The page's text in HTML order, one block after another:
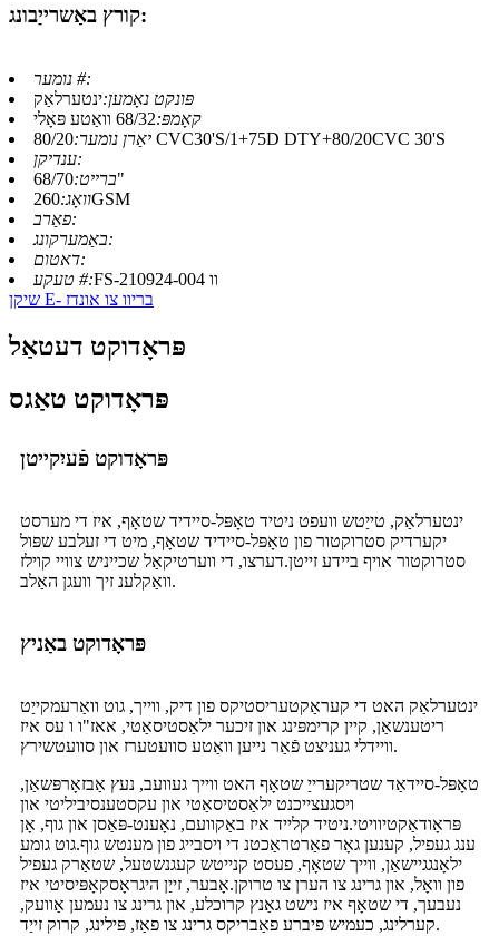
קורץ באַשרייַבונג:
נומער #:
פּונקט נאָמען:ינטערלאַק
קאָמפּ:68/32 וואַטע פּאָלי
יאַרן נומער: 80/20 CVC30'S/1+75D DTY+80/20CVC 30'S
ענדיקן:
ברייט:68/70"
וואָג:260GSM
פאַרב:
באַמערקונג:
דאטום:
טעקע #:
FS-210924-004 וו
שיקן E- בריוו צו אונדז
פּראָדוקט דעטאַל
פּראָדוקט טאַגס
פּראָדוקט פֿעיִקייטן
ינטערלאַק, טייַטש וועפט ניטיד טאָפּל-סיידיד שטאָף, איז די מערסט
יקערדיק סטרוקטור פון טאָפּל-סיידיד שטאָף, מיט די זעלבע שפּול
סטרוקטור אויף ביידע זייטן.דערצו, די ווערטיקאַל שכייניש צוויי קוילז
וואַקלענ זיך וועגן האַלב.
פּראָדוקט באַניץ
ינטערלאַק האט די קעראַקטעריסטיקס פון דיק, ווייך, גוט וואַרעמקייַט
ריטענשאַן, קיין קרימפּינג און זיכער ילאַסטיסאַטי, אאז"ו ו עס איז
וויידלי געניצט פֿאַר נייען וואַטע סוועטערז און סוועטשירץ.
טאָפּל-סיידאַד שטריקערייַ שטאָף האט ווייך געוועב, נעץ אַבזאָרפּשאַן,
ויסגעצייכנט ילאַסטיסאַטי און עקסטענסיביליטי און
פּראָודאַקטיוויטי.ניטיד קלייד איז באַקוועם, נאָענט-פּאַסן און גוף, אָן
ענג געפיל, קענען גאָר פאַרטראַכטנ די ויסבייג פון מענטש גוף.גוט גומע
ילאָנגגיישאַן, ווייך שטאָף, פעסט קנייטש קעגנשטעל, שטאַרק געפיל
פון וואָל, און גרינג צו הערן צו טרוקן.אָבער, זייַן היגראָסקאָפּיסיטי איז
נעבעך, די שטאָף איז נישט גאַנץ קרוכלע, און גרינג צו נעמען אַוועק,
קערלינג, כעמיש פיברע פאַבריקס גרינג צו פאַז, פּילינג, קרוק זייַד.